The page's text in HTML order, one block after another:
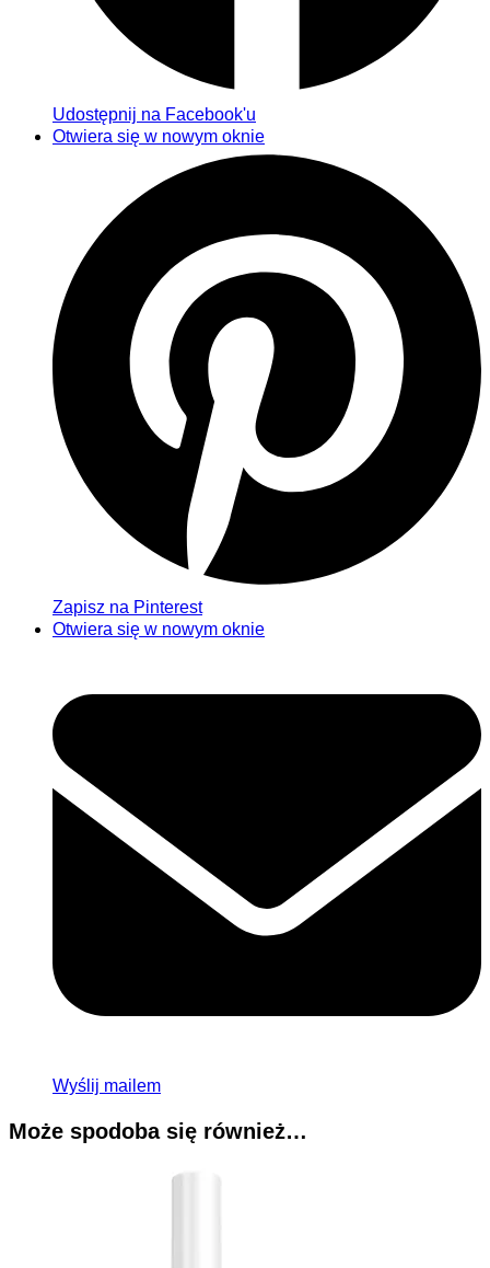
Udostępnij na Facebook'u
Otwiera się w nowym oknie
Zapisz na Pinterest
Otwiera się w nowym oknie
Wyślij mailem
Może spodoba się również…